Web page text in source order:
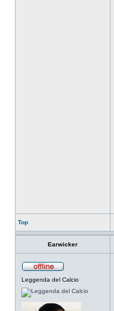
Top
Earwicker
Leggenda del Calcio